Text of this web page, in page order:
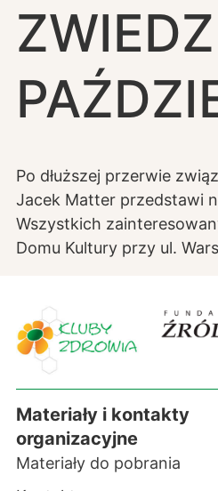
Po dłuższej przerwie
Jacek Matter przedstawi
Wszystkich
Domu Kultury przy ul.
Materiały i kontakty
organizacyjne
Materiały do pobrania